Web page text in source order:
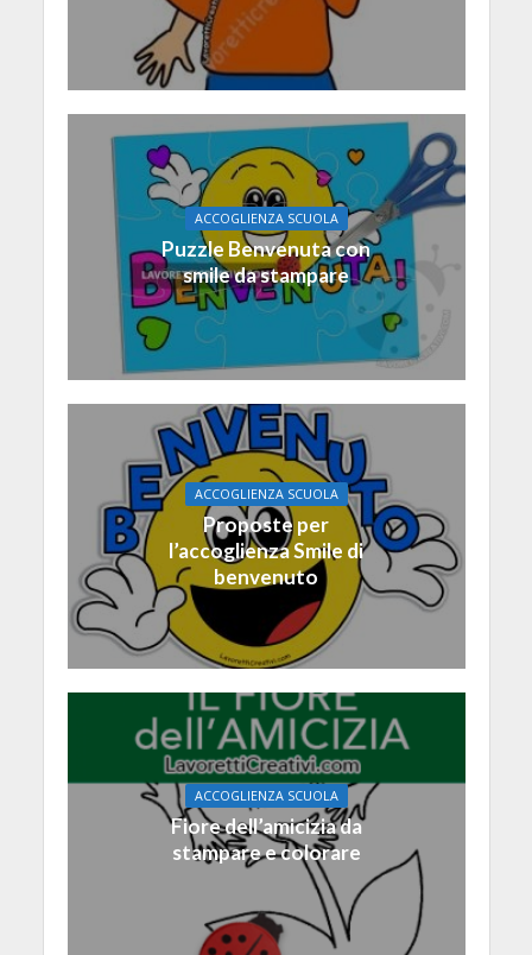
ACCOGLIENZA SCUOLA
Puzzle Benvenuta con
smile da stampare
ACCOGLIENZA SCUOLA
Proposte per
l’accoglienza Smile di
benvenuto
ACCOGLIENZA SCUOLA
Fiore dell’amicizia da
stampare e colorare